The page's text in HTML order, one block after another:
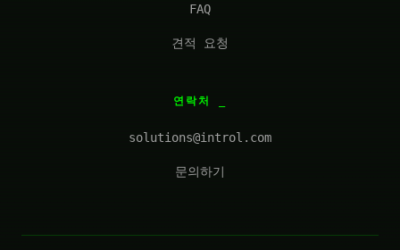
FAQ
견적 요청
연락처
solutions@introl.com
문의하기